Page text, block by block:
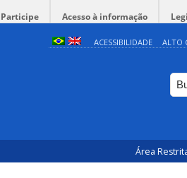
Participe Acesso à informação
ACESSIBILIDADE ALTO
Área